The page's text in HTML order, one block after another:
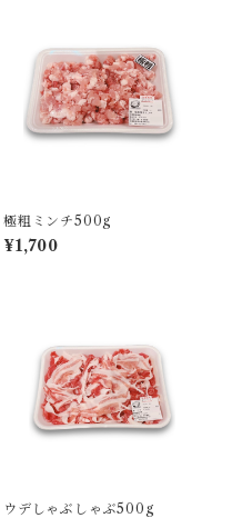
極粗ミンチ500g
¥1,700
ウデしゃぶしゃぶ500g